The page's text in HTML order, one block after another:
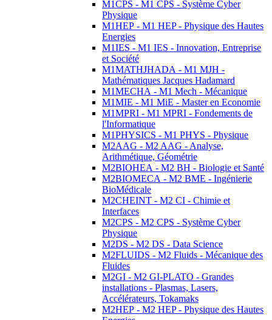
M1CPS - M1 CPS - Système Cyber
Physique
M1HEP - M1 HEP - Physique des Hautes
Energies
M1IES - M1 IES - Innovation, Entreprise
et Société
M1MATHJHADA - M1 MJH -
Mathématiques Jacques Hadamard
M1MECHA - M1 Mech - Mécanique
M1MIE - M1 MiE - Master en Economie
M1MPRI - M1 MPRI - Fondements de
l'Informatique
M1PHYSICS - M1 PHYS - Physique
M2AAG - M2 AAG - Analyse,
Arithmétique, Géométrie
M2BIOHEA - M2 BH - Biologie et Santé
M2BIOMECA - M2 BME - Ingénierie
BioMédicale
M2CHEINT - M2 CI - Chimie et
Interfaces
M2CPS - M2 CPS - Système Cyber
Physique
M2DS - M2 DS - Data Science
M2FLUIDS - M2 Fluids - Mécanique des
Fluides
M2GI - M2 GI-PLATO - Grandes
installations - Plasmas, Lasers,
Accélérateurs, Tokamaks
M2HEP - M2 HEP - Physique des Hautes